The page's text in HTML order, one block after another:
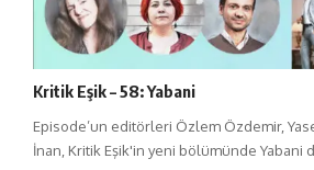
Kritik Eşik – 58: Yabani
Episode’un editörleri Özlem Özdemir,
İnan, Kritik Eşik'in yeni bölümünde Yabani